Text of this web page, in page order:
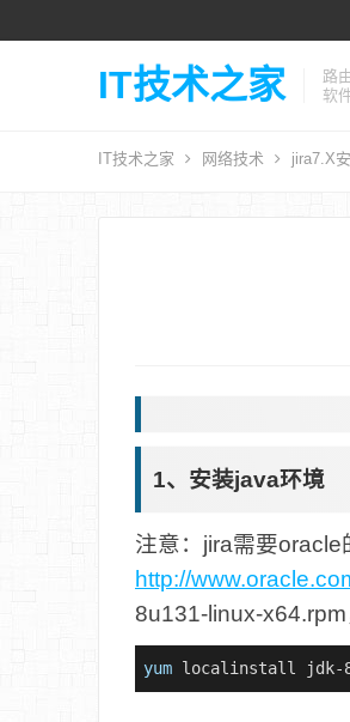
IT技术之家
路
软
IT技术之家 网络技术 jira7.X
1、安装java环境
注意：jira需要
http://
8u131-linux-
yum localinstall jdk-